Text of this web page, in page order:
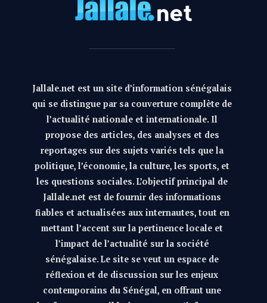
Jallale.net est un site d’information sénégalais
qui se distingue par sa couverture complète de
l’actualité nationale et internationale. Il
propose des articles, des analyses et des
reportages sur des sujets variés tels que la
politique, l’économie, la culture, les sports, et
les questions sociales. L’objectif principal de
Jallale.net est de fournir des informations
fiables et actualisées aux internautes, tout en
mettant l’accent sur la pertinence locale et
l’impact de l’actualité sur la société
sénégalaise. Le site se veut un espace de
réflexion et de discussion sur les enjeux
contemporains du Sénégal, en offrant une